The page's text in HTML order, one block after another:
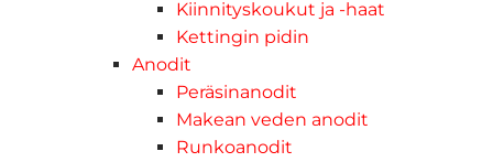
Kiinnityskoukut ja -haat
Kettingin pidin
Anodit
Peräsinanodit
Makean veden anodit
Runkoanodit